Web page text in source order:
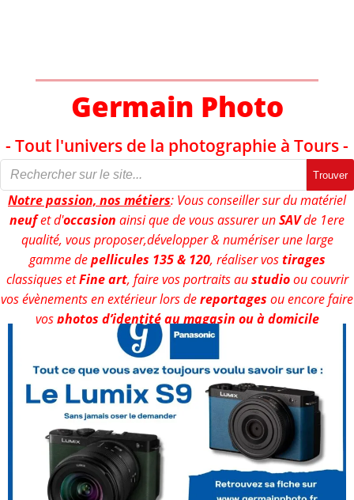
Germain Photo
- Tout l'univers de la photographie à Tours -
Trouver
Notre passion, nos métiers: Vous conseiller sur du matériel
neufet d'occasion ainsi que de vous assurer unSAVde 1ere
qualité, vous proposer,développer & numériser une large
gamme depellicules 135 & 120, réaliser vostirages
classiques etFine art, faire vos portraits austudioou couvrir
vos évènements en extérieur lors dereportages ou encore faire
vosphotos d’identité au magasin ou à domicile